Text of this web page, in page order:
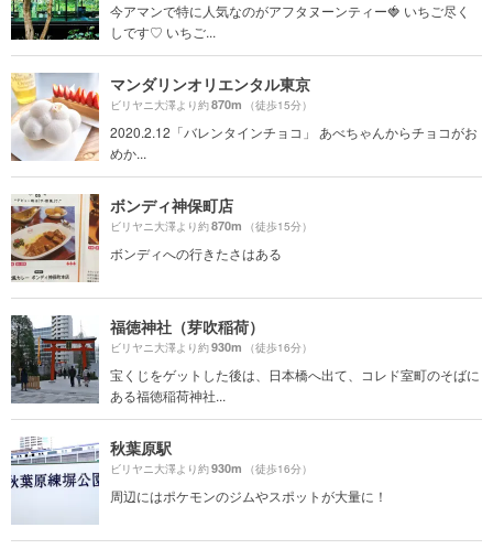
今アマンで特に人気なのがアフタヌーンティー🍓 いちご尽く
しです♡ いちご...
マンダリンオリエンタル東京
ビリヤニ大澤より約870m （徒歩15分）
2020.2.12「バレンタインチョコ」 あべちゃんからチョコがお
めか...
ボンディ神保町店
ビリヤニ大澤より約870m （徒歩15分）
ボンディへの行きたさはある
福徳神社（芽吹稲荷）
ビリヤニ大澤より約930m （徒歩16分）
宝くじをゲットした後は、日本橋へ出て、コレド室町のそばに
ある福徳稲荷神社...
秋葉原駅
ビリヤニ大澤より約930m （徒歩16分）
周辺にはポケモンのジムやスポットが大量に！